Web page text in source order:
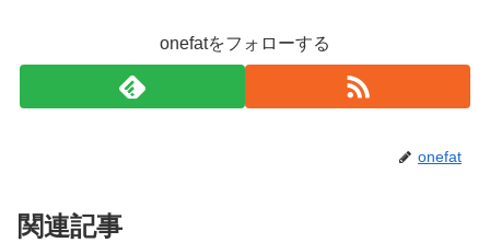
onefatをフォローする
onefat
関連記事